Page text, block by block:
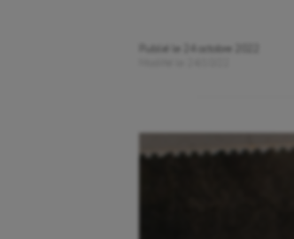
Publié le
24 octobre 2022